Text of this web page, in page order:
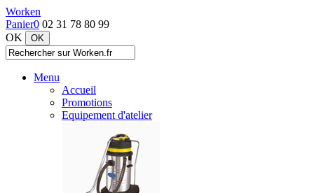
Worken
Panier0 02 31 78 80 99
OK
Menu
Accueil
Promotions
Equipement d'atelier